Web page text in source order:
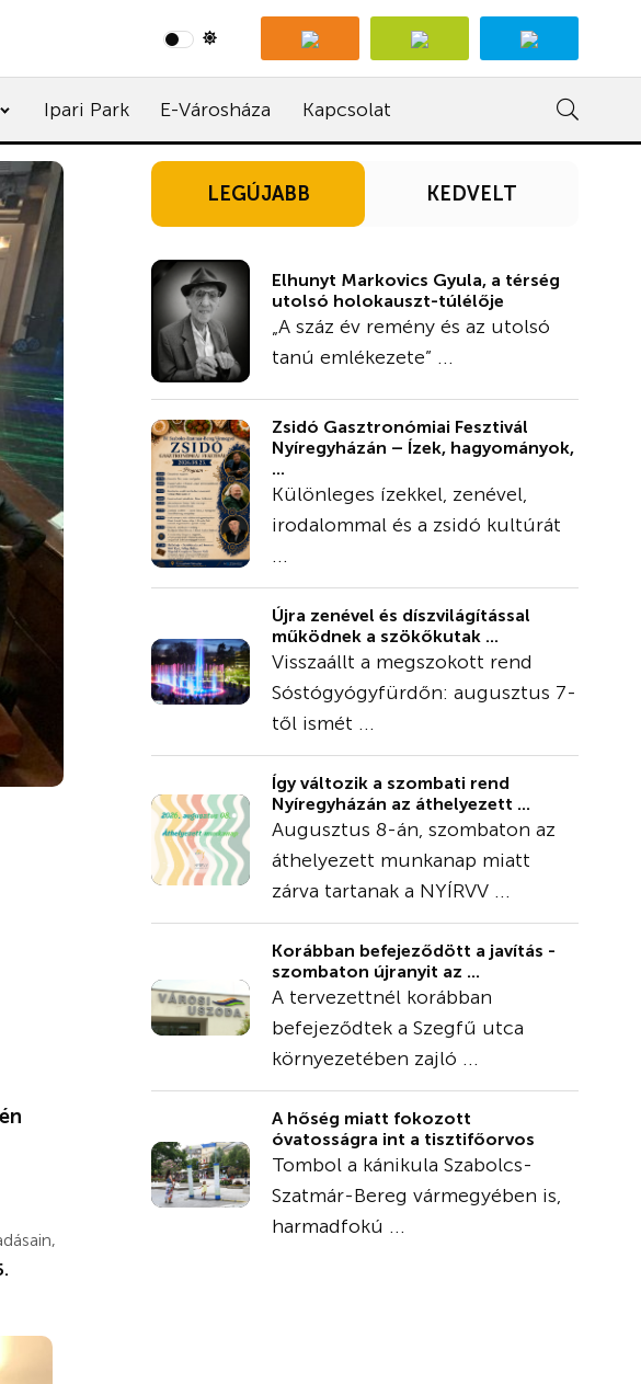
Ipari Park E-Városháza Kapcsolat
LEGÚJABB KEDVELT
Elhunyt Markovics Gyula, a térség
utolsó holokauszt-túlélője
„A száz év remény és az utolsó
tanú emlékezete” ...
Zsidó Gasztronómiai Fesztivál
Nyíregyházán – Ízek, hagyományok,
...
Különleges ízekkel, zenével,
irodalommal és a zsidó kultúrát
...
Újra zenével és díszvilágítással
működnek a szökőkutak ...
Visszaállt a megszokott rend
Sóstógyógyfürdőn: augusztus 7-
től ismét ...
Így változik a szombati rend
Nyíregyházán az áthelyezett ...
Augusztus 8-án, szombaton az
áthelyezett munkanap miatt
zárva tartanak a NYÍRVV ...
Korábban befejeződött a javítás -
szombaton újranyit az ...
A tervezettnél korábban
befejeződtek a Szegfű utca
környezetében zajló ...
A hőség miatt fokozott
óvatosságra int a tisztifőorvos
Tombol a kánikula Szabolcs-
Szatmár-Bereg vármegyében is,
harmadfokú ...